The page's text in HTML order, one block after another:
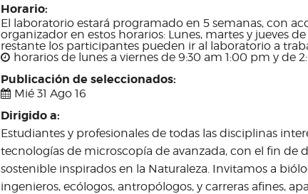
Horario:
El laboratorio estará programado en 5 semanas, con
organizador en estos horarios: Lunes, martes y jueves
restante los participantes pueden ir al laboratorio a
horarios de lunes a viernes de 9:30 am 1:00 pm y de
Publicación de seleccionados:
Mié 31 Ago 16
Dirigido a:
Estudiantes y profesionales de todas las disciplinas
tecnologías de microscopía de avanzada, con el fin de
sostenible inspirados en la Naturaleza. Invitamos a
ingenieros, ecólogos, antropólogos, y carreras afines,